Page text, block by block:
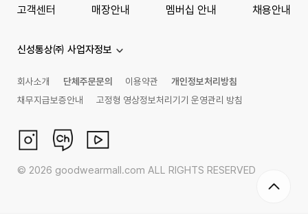
고객센터 매장안내 멤버십 안내 채용안내
신성통상㈜ 사업자정보
회사소개 단체주문문의 이용약관
개인정보처리방침
채무지급보증안내
고정형 영상정보처리기기 운영관리 방침
© 2026 goodwearmall.com ALL RIGHTS RESERVED